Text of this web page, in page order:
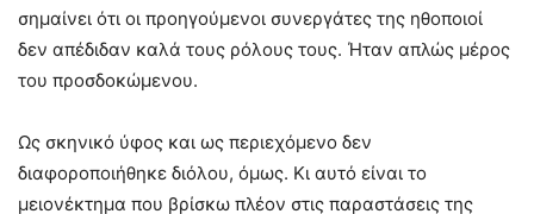
σημαίνει ότι οι προηγούμενοι συνεργάτες της ηθοποιοί
δεν απέδιδαν καλά τους ρόλους τους. Ήταν απλώς μέρος
του προσδοκώμενου.
Ως σκηνικό ύφος και ως περιεχόμενο δεν
διαφοροποιήθηκε διόλου, όμως. Κι αυτό είναι το
μειονέκτημα που βρίσκω πλέον στις παραστάσεις της